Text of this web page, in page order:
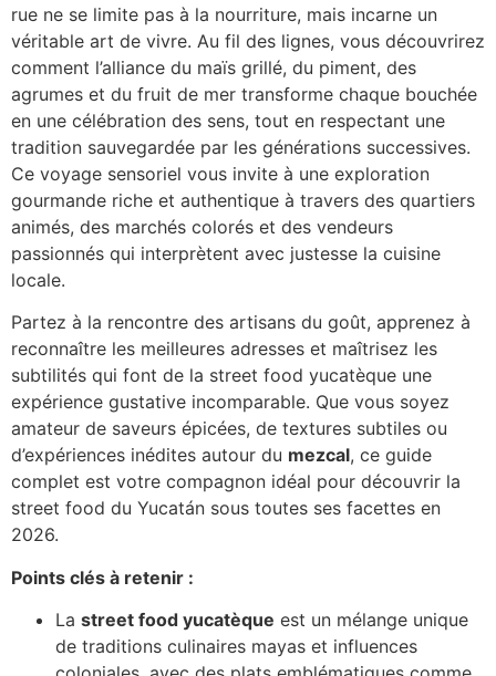
rue ne se limite pas à la nourriture, mais incarne un
véritable art de vivre. Au fil des lignes, vous découvrirez
comment l’alliance du maïs grillé, du piment, des
agrumes et du fruit de mer transforme chaque bouchée
en une célébration des sens, tout en respectant une
tradition sauvegardée par les générations successives.
Ce voyage sensoriel vous invite à une exploration
gourmande riche et authentique à travers des quartiers
animés, des marchés colorés et des vendeurs
passionnés qui interprètent avec justesse la cuisine
locale.
Partez à la rencontre des artisans du goût, apprenez à
reconnaître les meilleures adresses et maîtrisez les
subtilités qui font de la street food yucatèque une
expérience gustative incomparable. Que vous soyez
amateur de saveurs épicées, de textures subtiles ou
d’expériences inédites autour du mezcal, ce guide
complet est votre compagnon idéal pour découvrir la
street food du Yucatán sous toutes ses facettes en
2026.
Points clés à retenir :
La street food yucatèque est un mélange unique
de traditions culinaires mayas et influences